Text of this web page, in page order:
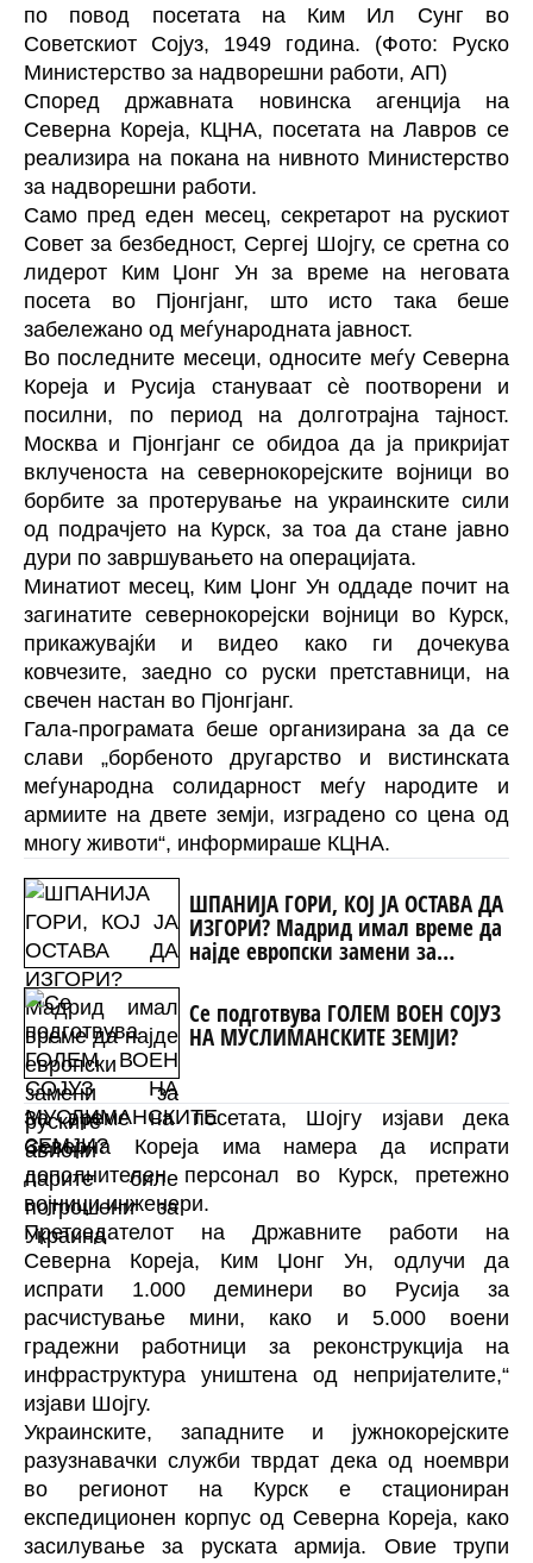
по повод посетата на Ким Ил Сунг во
Советскиот Сојуз, 1949 година. (Фото: Руско
Министерство за надворешни работи, АП)
Според државната новинска агенција на
Северна Кореја, КЦНА, посетата на Лавров се
реализира на покана на нивното Министерство
за надворешни работи.
Само пред еден месец, секретарот на рускиот
Совет за безбедност, Сергеј Шојгу, се сретна со
лидерот Ким Џонг Ун за време на неговата
посета во Пјонгјанг, што исто така беше
забележано од меѓународната јавност.
Во последните месеци, односите меѓу Северна
Кореја и Русија стануваат сѐ поотворени и
посилни, по период на долготрајна тајност.
Москва и Пјонгјанг се обидоа да ја прикријат
вклученоста на севернокорејските војници во
борбите за протерување на украинските сили
од подрачјето на Курск, за тоа да стане јавно
дури по завршувањето на операцијата.
Минатиот месец, Ким Џонг Ун оддаде почит на
загинатите севернокорејски војници во Курск,
прикажувајќи и видео како ги дочекува
ковчезите, заедно со руски претставници, на
свечен настан во Пјонгјанг.
Гала-програмата беше организирана за да се
слави „борбеното другарство и вистинската
меѓународна солидарност меѓу народите и
армиите на двете земји, изградено со цена од
многу животи“, информираше КЦНА.
ШПАНИЈА ГОРИ, КОЈ ЈА ОСТАВА ДА
ИЗГОРИ? Мадрид имал време да
најде европски замени за
потрошени за Украина
Се подготвува ГОЛЕМ ВОЕН СОЈУЗ
НА МУСЛИМАНСКИТЕ ЗЕМЈИ?
За време на посетата, Шојгу изјави дека
Северна Кореја има намера да испрати
дополнителен персонал во Курск, претежно
војници инженери.
Претседателот на Државните работи на
Северна Кореја, Ким Џонг Ун, одлучи да
испрати 1.000 деминери во Русија за
расчистување мини, како и 5.000 воени
градежни работници за реконструкција на
инфраструктура уништена од непријателите,“
изјави Шојгу.
Украинските, западните и јужнокорејските
разузнавачки служби тврдат дека од ноември
во регионот на Курск е стациониран
експедиционен корпус од Северна Кореја, како
засилување за руската армија. Овие трупи